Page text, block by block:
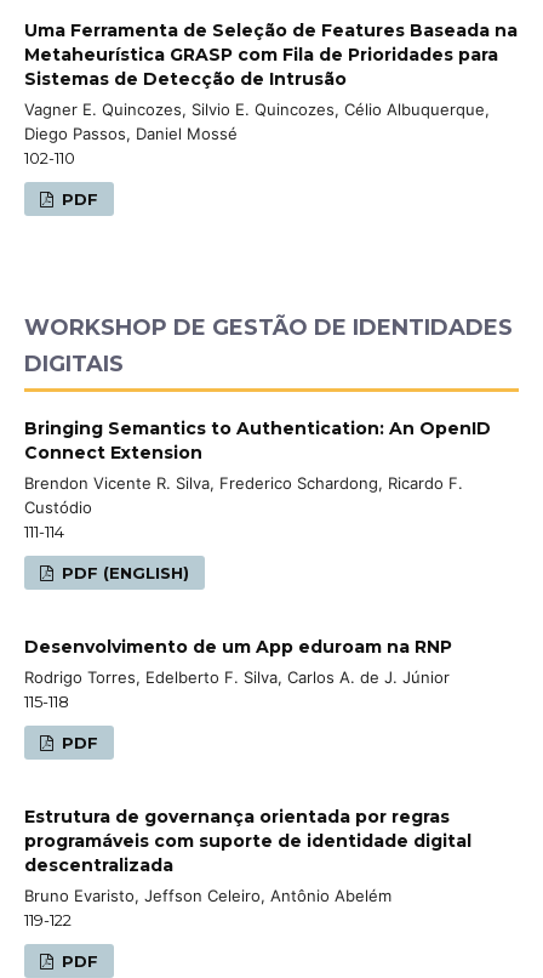
Uma Ferramenta de Seleção de Features Baseada na
Metaheurística GRASP com Fila de Prioridades para
Sistemas de Detecção de Intrusão
Vagner E. Quincozes, Silvio E. Quincozes, Célio Albuquerque,
Diego Passos, Daniel Mossé
102-110
PDF
WORKSHOP DE GESTÃO DE IDENTIDADES
DIGITAIS
Bringing Semantics to Authentication: An OpenID
Connect Extension
Brendon Vicente R. Silva, Frederico Schardong, Ricardo F.
Custódio
111-114
PDF (ENGLISH)
Desenvolvimento de um App eduroam na RNP
Rodrigo Torres, Edelberto F. Silva, Carlos A. de J. Júnior
115-118
PDF
Estrutura de governança orientada por regras
programáveis com suporte de identidade digital
descentralizada
Bruno Evaristo, Jeffson Celeiro, Antônio Abelém
119-122
PDF